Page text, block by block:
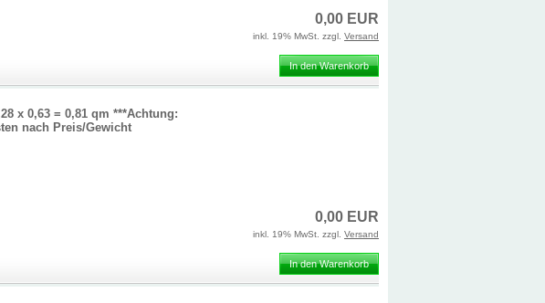
0,00 EUR
inkl. 19% MwSt. zzgl. Versand
In den Warenkorb
x 0,63 = 0,81 qm ***Achtung:
nach Preis/Gewicht
0,00 EUR
inkl. 19% MwSt. zzgl. Versand
In den Warenkorb